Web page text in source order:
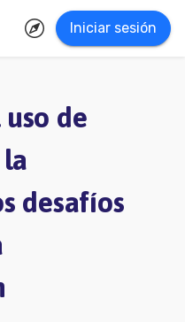
Iniciar sesión
de
desafíos